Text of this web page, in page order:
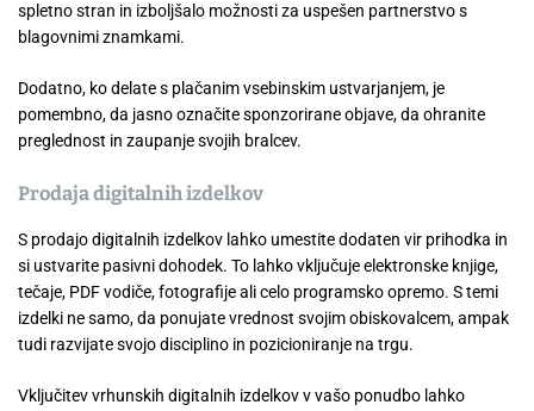
spletno stran in izboljšalo možnosti za uspešen partnerstvo s
blagovnimi znamkami.
Dodatno, ko delate s plačanim vsebinskim ustvarjanjem, je
pomembno, da jasno označite sponzorirane objave, da ohranite
preglednost in zaupanje svojih bralcev.
Prodaja digitalnih izdelkov
S prodajo digitalnih izdelkov lahko umestite dodaten vir prihodka in
si ustvarite pasivni dohodek. To lahko vključuje elektronske knjige,
tečaje, PDF vodiče, fotografije ali celo programsko opremo. S temi
izdelki ne samo, da ponujate vrednost svojim obiskovalcem, ampak
tudi razvijate svojo disciplino in pozicioniranje na trgu.
Vključitev vrhunskih digitalnih izdelkov v vašo ponudbo lahko